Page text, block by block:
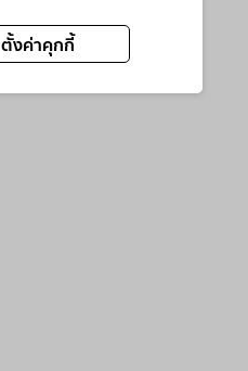
ตั้งค่าคุกกี้